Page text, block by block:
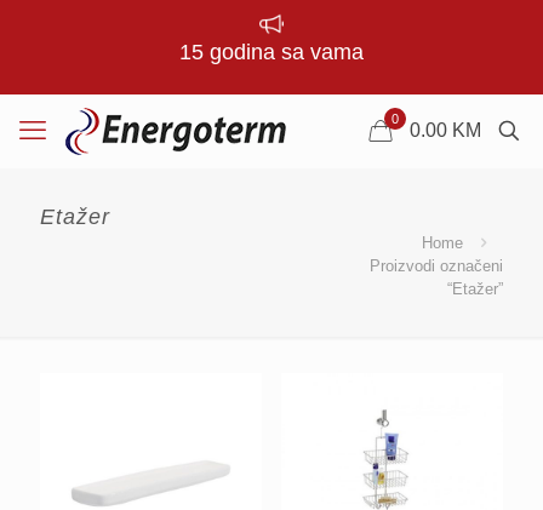
15 godina sa vama
0
0.00 KM
Etažer
Home
Proizvodi označeni
“Etažer”